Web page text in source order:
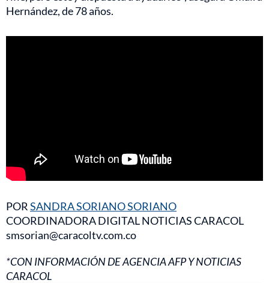
Hernández, de 78 años.
PORSANDRA SORIANO SORIANO
COORDINADORA DIGITAL NOTICIAS CARACOL
smsorian@caracoltv.com.co
*CON INFORMACIÓN DE AGENCIA AFP Y NOTICIAS
CARACOL